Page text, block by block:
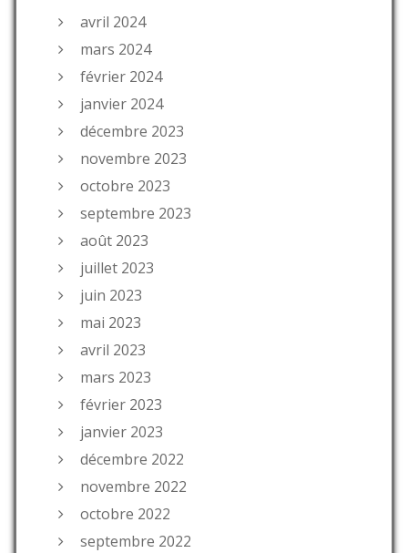
avril 2024
mars 2024
février 2024
janvier 2024
décembre 2023
novembre 2023
octobre 2023
septembre 2023
août 2023
juillet 2023
juin 2023
mai 2023
avril 2023
mars 2023
février 2023
janvier 2023
décembre 2022
novembre 2022
octobre 2022
septembre 2022